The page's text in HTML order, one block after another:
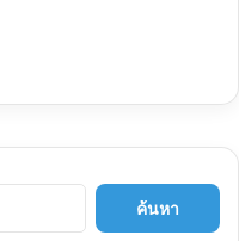
ค้นหา